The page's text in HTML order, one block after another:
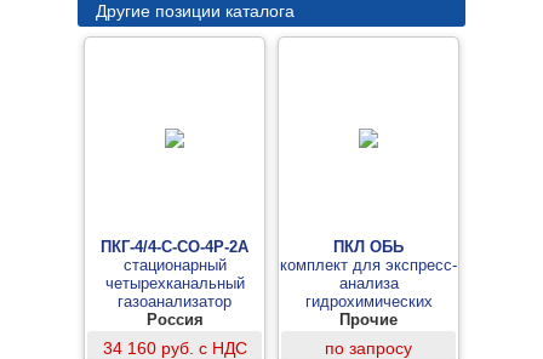
Другие позиции каталога
ПКГ-4/4-C-СО-4Р-2А
стационарный
четырехканальный
газоанализатор
монооксида углерода
(измерительный блок)
Россия
34 160 руб. с НДС
ПКЛ ОБЬ
комплект для экспресс-
анализа
гидрохимических
показателей различных
Прочие
по запросу